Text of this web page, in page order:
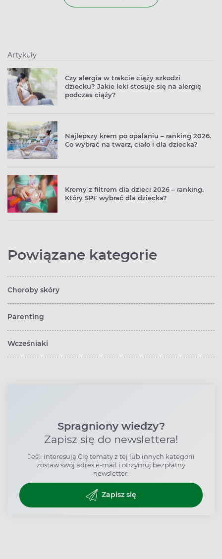
Artykuły
Czy alergia w trakcie ciąży szkodzi
dziecku? Jakie leki stosuje się na alergię
podczas ciąży?
Najlepszy krem po opalaniu – ranking 2026.
Co wybrać na twarz, ciało i dla dziecka?
Kremy z filtrem dla dzieci 2026 – ranking.
Który SPF wybrać dla dziecka?
Powiązane kategorie
Choroby skóry
Parenting
Wcześniaki
Spragniony wiedzy?
Zapisz się do newslettera!
Jeśli interesują Cię tematy z tej lub innych kategorii
zostaw swój adres e-mail i otrzymuj bezpłatny
newsletter.
Zapisz się